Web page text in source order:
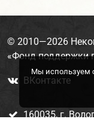
Мы используем
© 2010—2026
«Фонд поддержки
 ВКонтакте
 160035, г.